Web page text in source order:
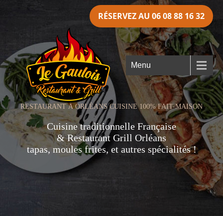
RÉSERVEZ AU 06 08 88 16 32
Menu
RESTAURANT À ORLÉANS CUISINE 100% FAIT-MAISON
Cuisine traditionnelle Française
& Restaurant Grill Orléans
tapas, moules frites, et autres spécialités !